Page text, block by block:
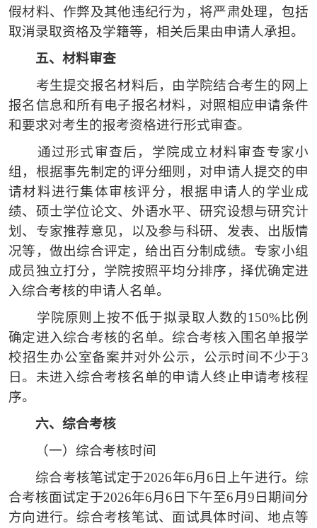
假材料、作弊及其他违纪行为，将严肃处理，包括
取消录取资格及学籍等，相关后果由申请人承担。
五、 材料审查
考生提交报名材料后，由学院结合考生的网上
报名信息和所有电子报名材料，对照相应申请条件
和要求对考生的报考资格进行形式审查。
通过形式审查后，学院成立材料审查专家小
组，根据事先制定的评分细则，对申请人提交的申
请材料进行集体审核评分，根据申请人的学业成
绩、硕士学位论文、外语水平、研究设想与研究计
划、专家推荐意见，以及参与科研、发表、出版情
况等，做出综合评定，给出百分制成绩。专家小组
成员独立打分，学院按照平均分排序，择优确定进
入综合考核的申请人名单。
学院原则上按不低于拟录取人数的150%比例
确定进入综合考核的名单。综合考核入围名单报学
校招生办公室备案并对外公示，公示时间不少于3
日。未进入综合考核名单的申请人终止申请考核程
序。
六、 综合考核
（一） 综合考核时间
综合考核笔试定于2026年6月6日上午进行。综
合考核面试定于2026年6月6日下午至6月9日期间分
方向进行。综合考核笔试、面试具体时间、地点等